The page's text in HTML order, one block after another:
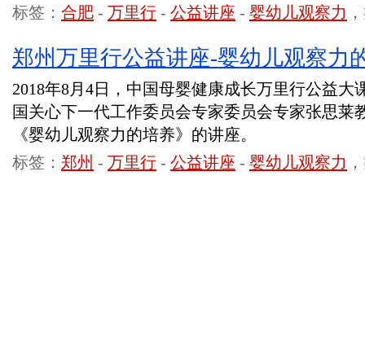
标签： 合肥 - 万里行 - 公益讲座 - 婴幼儿观察力
郑州万里行公益讲座-婴幼儿观察力
2018年8月4日，中国母婴健康成长万里行公益大
国关心下一代工作委员会专家委员会专家张思莱
《婴幼儿观察力的培养》的讲座。
标签： 郑州 - 万里行 - 公益讲座 - 婴幼儿观察力